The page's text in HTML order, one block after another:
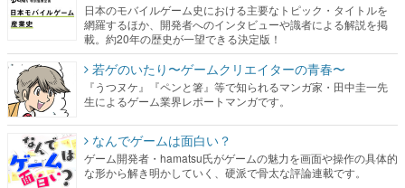
日本のモバイルゲーム史における主要なトピック・タイトルを
網羅するほか、開発者へのインタビューや識者による解説を掲
載。約20年の歴史が一望できる決定版！
若ゲのいたり〜ゲームクリエイターの青春〜
『うつヌケ』『ペンと箸』等で知られるマンガ家・田中圭一先
生によるゲーム業界レポートマンガです。
なんでゲームは面白い？
ゲーム開発者・hamatsu氏がゲームの魅力を画面や操作の具体的
な形から解き明かしていく、硬派で骨太な評論連載です。